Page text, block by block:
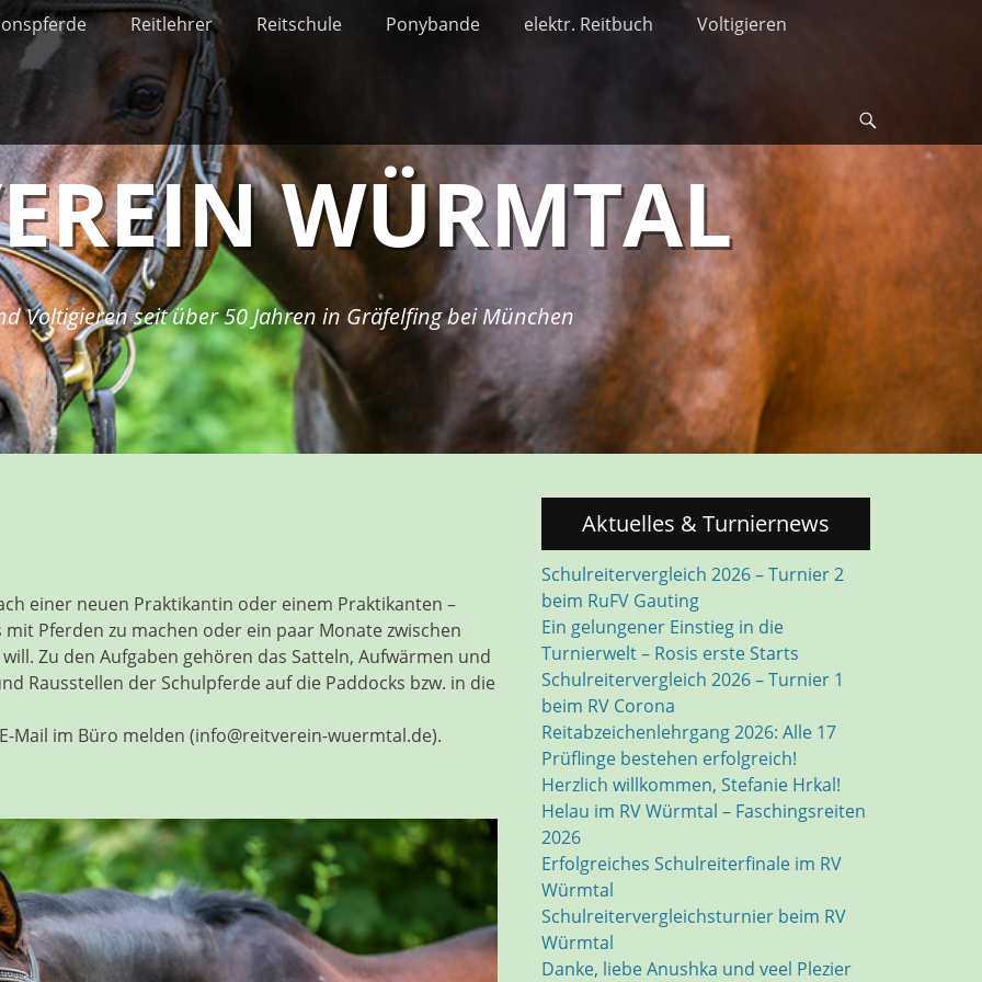
Reitlehrer Reitschule Ponybande elektr. Reitbuch
Voltigieren
WÜRMTAL
Voltigieren seit über 50 Jahren in Gräfelfing bei München
einer neuen Praktikantin oder einem Praktikanten –
Pferden zu machen oder ein paar Monate zwischen
Zu den Aufgaben gehören das Satteln, Aufwärmen und
Rausstellen der Schulpferde auf die Paddocks bzw. in die
Mail im Büro melden (info@reitverein-wuermtal.de).
Aktuelles & Turniernews
Schulreitervergleich 2026 – Turnier 2
beim RuFV Gauting
Ein gelungener Einstieg in die
Turnierwelt – Rosis erste Starts
Schulreitervergleich 2026 – Turnier 1
beim RV Corona
Reitabzeichenlehrgang 2026: Alle 17
Prüflinge bestehen erfolgreich!
Herzlich willkommen, Stefanie Hrkal!
Helau im RV Würmtal – Faschingsreiten
2026
Erfolgreiches Schulreiterfinale im RV
Würmtal
Schulreitervergleichsturnier beim RV
Würmtal
Danke, liebe Anushka und veel Plezier